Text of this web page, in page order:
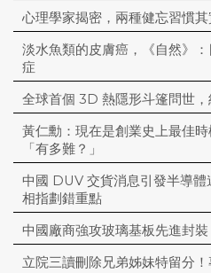
心理學家揭密，兩種健忘習慣
淡水魚類的皮膚癌，《自然》
症
全球首個 3D 熱隱形斗篷問世，
黃仁勳：現在是創業史上最佳
「有多難？」
中國 DUV 交貨消息引發半導
相指劃錯重點
中國廠商強攻玻璃基板先進封
立院三讀刪除兄弟姊妹特留分